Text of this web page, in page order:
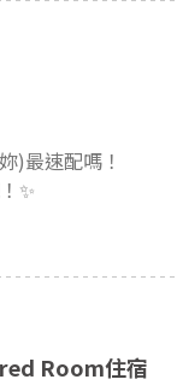
)最速配嗎！
✨
Room住宿